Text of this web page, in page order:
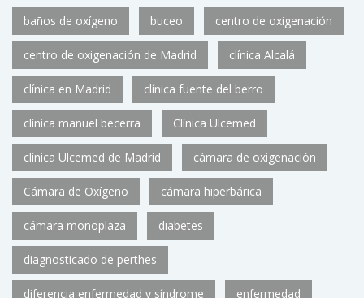
baños de oxígeno buceo centro de oxigenación
centro de oxigenación de Madrid clínica Alcalá
clínica en Madrid clínica fuente del berro
clínica manuel becerra Clínica Ulcemed
clínica Ulcemed de Madrid cámara de oxigenación
Cámara de Oxígeno cámara hiperbárica
cámara monoplaza diabetes
diagnosticado de perthes
diferencia enfermedad y síndrome enfermedad